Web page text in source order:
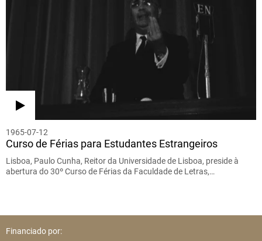
1965-07-12
Curso de Férias para Estudantes Estrangeiros
Lisboa, Paulo Cunha, Reitor da Universidade de Lisboa, preside à
abertura do 30º Curso de Férias da Faculdade de Letras,…
Financiado por: